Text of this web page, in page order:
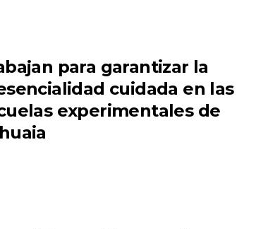
para garantizar la
cuidada en las
experimentales de